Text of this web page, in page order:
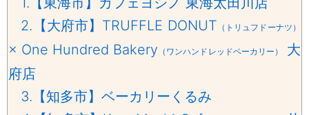
2.【大府市】TRUFFLE DONUT （トリュフドーナツ）
× One Hundred Bakery （ワンハンドレッドベーカリー）
大
府店
3.【知多市】ベーカリーくるみ